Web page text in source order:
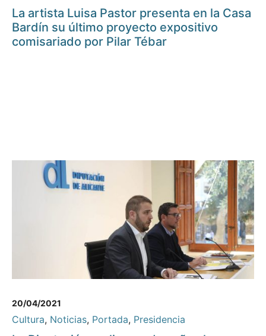
La artista Luisa Pastor presenta en la Casa
Bardín su último proyecto expositivo
comisariado por Pilar Tébar
20/04/2021
Cultura, Noticias, Portada, Presidencia